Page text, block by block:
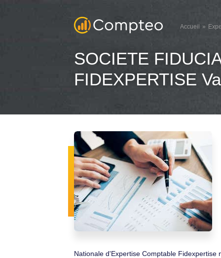
Accueil
SOCIETE
FIDEXPERTISE
Nationale d'Expertise Comptable